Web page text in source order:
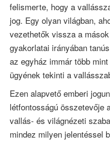
felismerte, hogy a
jog. Egy olyan világban,
vezethetők vissza a
gyakorlatai irányában
az egyház immár több
ügyének tekinti a
Ezen alapvető emberi
létfontosságú összetevője
vallás- és világnézeti
mindez milyen jelentéssel